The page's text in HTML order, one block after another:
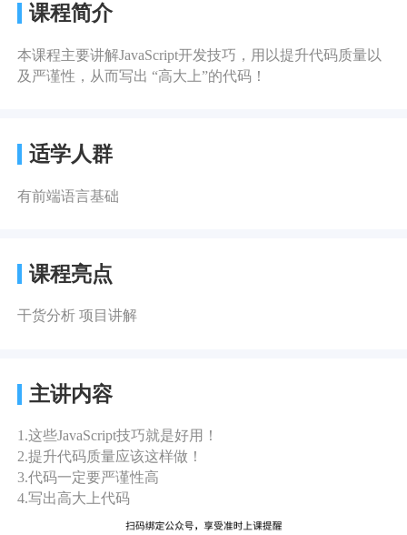
课程简介
本课程主要讲解JavaScript开发技巧，用以提升代码质量以
及严谨性，从而写出 “高大上”的代码！
适学人群
有前端语言基础
课程亮点
干货分析 项目讲解
主讲内容
1.这些JavaScript技巧就是好用！
2.提升代码质量应该这样做！
3.代码一定要严谨性高
4.写出高大上代码